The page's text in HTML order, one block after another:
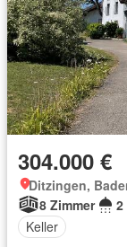
304.000 €
Ditzingen,
8 Zimmer
2
Keller